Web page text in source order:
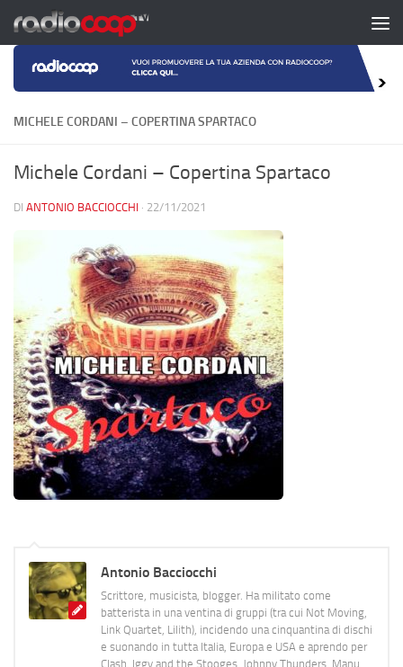
Salta al contenuto
MICHELE CORDANI – COPERTINA SPARTACO
Michele Cordani – Copertina Spartaco
DI ANTONIO BACCIOCCHI · 22/11/2021
Antonio Bacciocchi
Scrittore, musicista, blogger. Ha militato come
batterista in una ventina di gruppi (tra cui Not Moving,
Link Quartet, Lilith), incidendo una cinquantina di dischi
e suonando in tutta Italia, Europa e USA e aprendo per
Clash, Iggy and the Stooges, Johnny Thunders, Manu